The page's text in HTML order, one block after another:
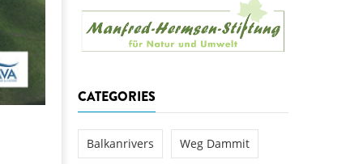
CATEGORIES
Balkanrivers Weg Dammit